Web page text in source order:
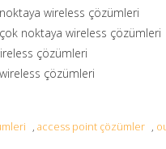
wireless çözümleri
noktaya wireless çözümleri
çözümleri
çözümleri
, access point çözümler ,